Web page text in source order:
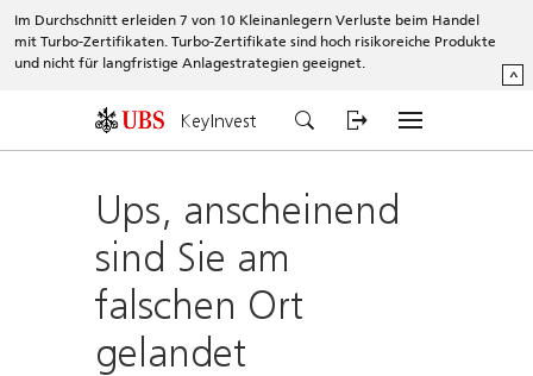
Im Durchschnitt erleiden 7 von 10 Kleinanlegern Verluste beim Handel
mit Turbo-Zertifikaten. Turbo-Zertifikate sind hoch risikoreiche Produkte
und nicht für langfristige Anlagestrategien geeignet.
^
KeyInvest
Ups, anscheinend
sind Sie am
falschen Ort
gelandet